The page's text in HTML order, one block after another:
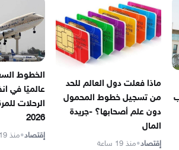
ماذا فعلت دول العالم للحد
من تسجيل خطوط المحمول
دون علم أصحابها؟ -جريدة
المال
إقتصاد•منذ 19 ساعة
الخطوط
عالميًا في
الرحلات
2026
إقتصاد•منذ 19 ساعة